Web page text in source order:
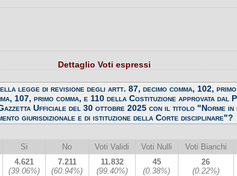
Dettaglio Voti espressi
legge di revisione degli artt. 87, decimo comma, 102, primo
107, primo comma, e 110 della Costituzione approvata dal
Ufficiale del 30 ottobre 2025 con il titolo "Norme in
giurisdizionale e di istituzione della Corte disciplinare"?
Si No Voti Validi Voti Nulli Voti Bianchi
4.621
(39.06%)
7.211
(60.94%)
11.832
(99.40%)
45
(0.38%)
26
(0.22%)